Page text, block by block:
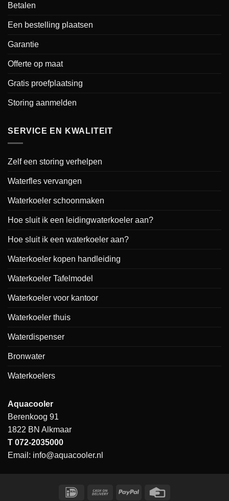
Betalen
Een bestelling plaatsen
Garantie
Offerte op maat
Gratis proefplaatsing
Storing aanmelden
SERVICE EN KWALITEIT
Zelf een storing verhelpen
Waterfles vervangen
Waterkoeler schoonmaken
Hoe sluit ik een leidingwaterkoeler aan?
Hoe sluit ik een waterkoeler aan?
Waterkoeler kopen handleiding
Waterkoeler Tafelmodel
Waterkoeler voor kantoor
Waterkoeler thuis
Waterdispenser
Bronwater
Waterkoelers
Aquacooler
Berenkoog 91
1822 BN Alkmaar
T 072-2035000
Email: info@aquacooler.nl
IDeal
Cash
PayPal